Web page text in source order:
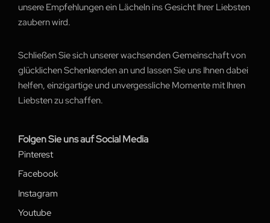
unsere Empfehlungen ein Lächeln ins Gesicht Ihrer Liebsten
zaubern wird.
Schließen Sie sich unserer wachsenden Gemeinschaft von
glücklichen Schenkenden an und lassen Sie uns Ihnen dabei
helfen, einzigartige und unvergessliche Momente mit Ihren
Liebsten zu schaffen.
Folgen Sie uns auf Social Media
Pinterest
Facebook
Instagram
Youtube